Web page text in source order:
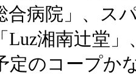
合病院」、ス
Luz湘南辻堂
定のコープか